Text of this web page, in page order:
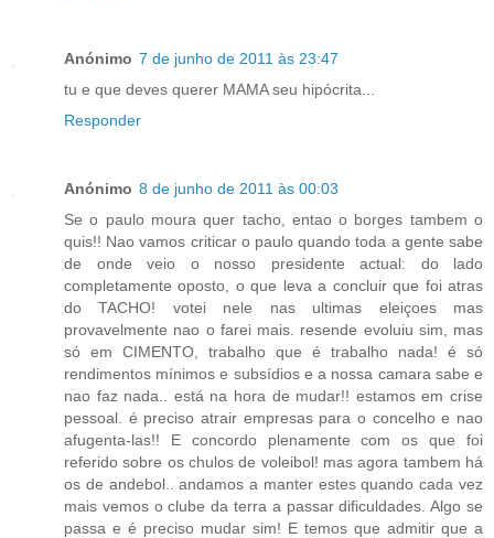
Anónimo 7 de junho de 2011 às 23:47
tu e que deves querer MAMA seu hipócrita...
Responder
Anónimo 8 de junho de 2011 às 00:03
Se o paulo moura quer tacho, entao o borges tambem o
quis!! Nao vamos criticar o paulo quando toda a gente sabe
de onde veio o nosso presidente actual: do lado
completamente oposto, o que leva a concluir que foi atras
do TACHO! votei nele nas ultimas eleiçoes mas
provavelmente nao o farei mais. resende evoluiu sim, mas
só em CIMENTO, trabalho que é trabalho nada! é só
rendimentos mínimos e subsídios e a nossa camara sabe e
nao faz nada.. está na hora de mudar!! estamos em crise
pessoal. é preciso atrair empresas para o concelho e nao
afugenta-las!! E concordo plenamente com os que foi
referido sobre os chulos de voleibol! mas agora tambem há
os de andebol.. andamos a manter estes quando cada vez
mais vemos o clube da terra a passar dificuldades. Algo se
passa e é preciso mudar sim! E temos que admitir que a